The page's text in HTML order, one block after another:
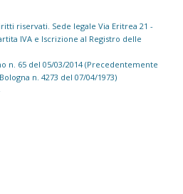
riservati. Sede legale Via Eritrea 21 -
IVA e Iscrizione al Registro delle
n. 65 del 05/03/2014 (Precedentemente
n. 4273 del 07/04/1973)